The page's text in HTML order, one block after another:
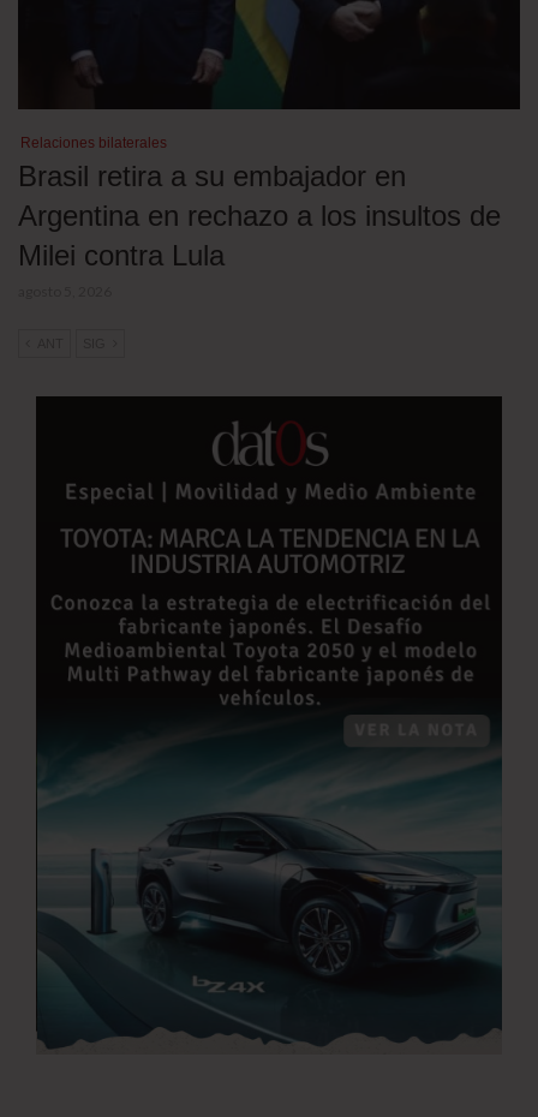
Relaciones bilaterales
Brasil retira a su embajador en
Argentina en rechazo a los insultos de
Milei contra Lula